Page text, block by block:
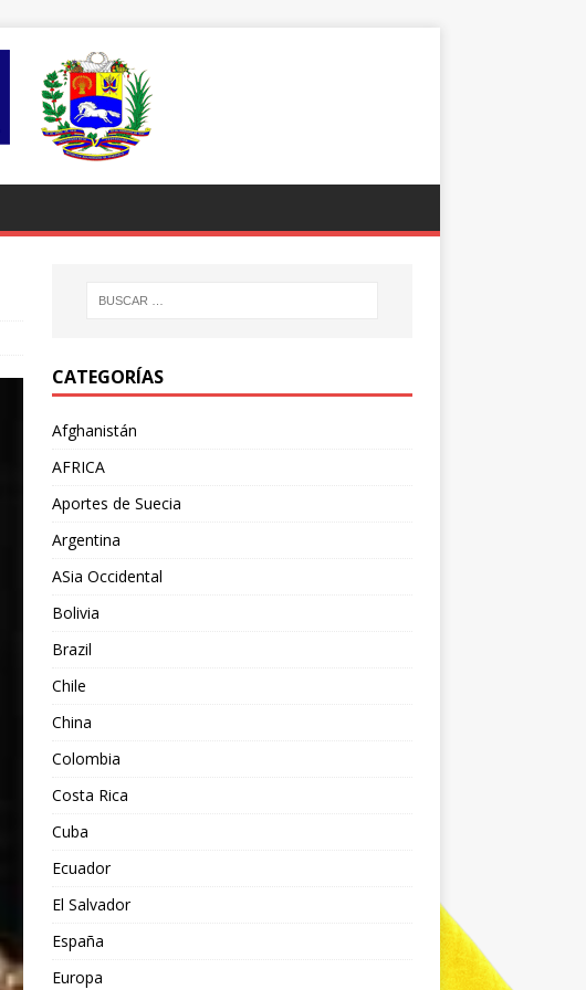
CATEGORÍAS
Afghanistán
AFRICA
Aportes de Suecia
Argentina
ASia Occidental
Bolivia
Brazil
Chile
China
Colombia
Costa Rica
Cuba
Ecuador
El Salvador
España
Europa